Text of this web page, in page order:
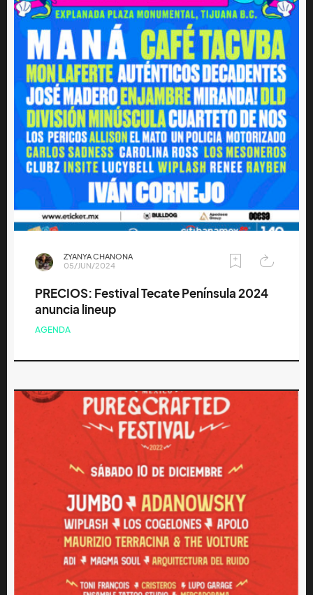
ZYANYA CHANONA
05/JUN/2024
PRECIOS: Festival Tecate Península 2024
anuncia lineup
AGENDA